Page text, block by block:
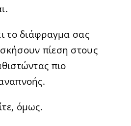
το διάφραγμα σας
πίεση στους
πιο
όμως.